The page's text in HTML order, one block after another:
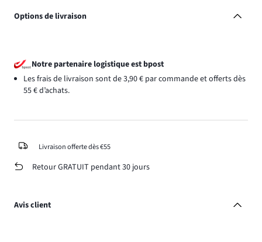
Options de livraison
Notre partenaire logistique est bpost
Les frais de livraison sont de 3,90 € par commande et offerts dès
55 € d’achats.
Livraison offerte dès €55
Retour GRATUIT pendant 30 jours
Avis client